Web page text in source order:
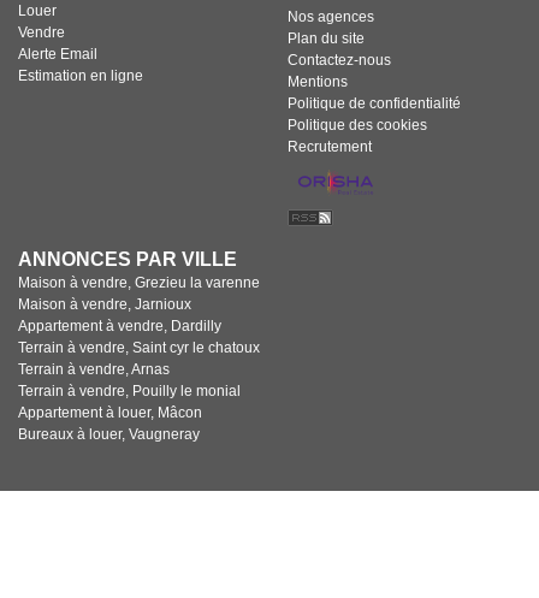
Louer
Vendre
Alerte Email
Estimation en ligne
Nos agences
Plan du site
Contactez-nous
Mentions
Politique de confidentialité
Politique des cookies
Recrutement
ANNONCES PAR VILLE
Maison à vendre, Grezieu la varenne
Maison à vendre, Jarnioux
Appartement à vendre, Dardilly
Terrain à vendre, Saint cyr le chatoux
Terrain à vendre, Arnas
Terrain à vendre, Pouilly le monial
Appartement à louer, Mâcon
Bureaux à louer, Vaugneray